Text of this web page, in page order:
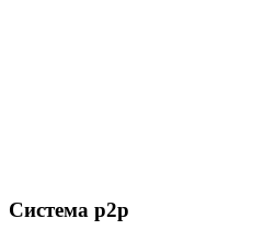
Система р2р